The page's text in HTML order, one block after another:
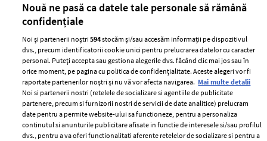
HOROSCOP ANUAL
Ești născută în zodia Vărsător? Atunci cu siguranță vrei
să afli principalele previziuni din horoscop anual 2024,
zodia Vărsător.
+ MAI MULTE
Nouă ne pasă ca datele tale personale să rămână
confidențiale
Noi și partenerii noștri594stocăm și/sau accesăm informații pe dispozitivul
dvs., precum identificatorii cookie unici pentru prelucrarea datelor cu caracter
personal. Puteți accepta sau gestiona alegerile dvs. făcând clic mai jos sau în
orice moment, pe pagina cu politica de confidențialitate. Aceste alegeri vor fi
raportate partenerilor noștri și nu vă vor afecta navigarea. Mai multe detalii
Noi si partenerii nostri (retelele de socializare si agentiile de publicitate
partenere, precum si furnizorii nostri de servicii de date analitice) prelucram
date pentru a permite website-ului sa functioneze, pentru a personaliza
continutul si anunturile publicitare afisate in functie de interesele si/sau profilul
dvs., pentru a va oferi functionalitati aferente retelelor de socializare si pentru a